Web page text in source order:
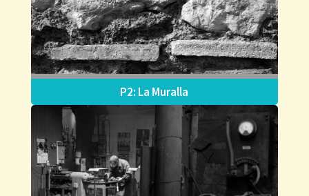
P2: La Muralla